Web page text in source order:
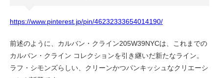
https://www.pinterest.jp/pin/46232333654014190/
前述のように、カルバン・クライン205W39NYCは、これまでの
カルバン・クライン コレクションを引き継いだ新たなライン。
ラフ・シモンズらしい、クリーンかつパンキッシュなクリエーシ